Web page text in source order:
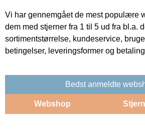
Vi har gennemgået de mest populære
dem med stjerner fra 1 til 5 ud fra bl.a.
sortimentstørrelse, kundeservice,
betingelser, leveringsformer og
Bedst anmeldte
Webshop